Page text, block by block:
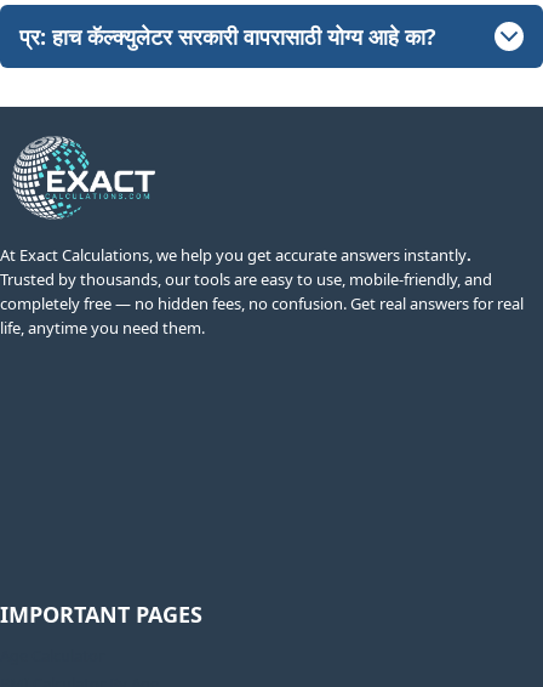
प्र: हाच कॅल्क्युलेटर सरकारी वापरासाठी योग्य आहे का?
At Exact Calculations,we help you get accurate answers instantly.
Trusted by thousands, our tools are easy to use, mobile-friendly, and
completely free — no hidden fees, no confusion. Get real answers for real
life, anytime you need them.
IMPORTANT PAGES